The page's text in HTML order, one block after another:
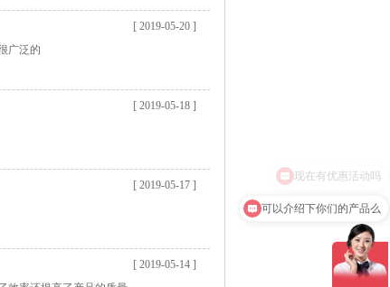
[ 2019-05-20 ]
广泛的
[ 2019-05-18 ]
[ 2019-05-17 ]
[ 2019-05-14 ]
可以介绍下你们的产品么
现在有优惠活动吗